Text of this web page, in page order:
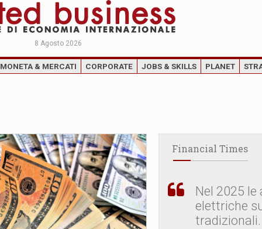
8 Agosto 2026
MONETA & MERCATI CORPORATE JOBS & SKILLS PLANET
Financial Times
Nel 2025 le
elettriche
tradizionali.